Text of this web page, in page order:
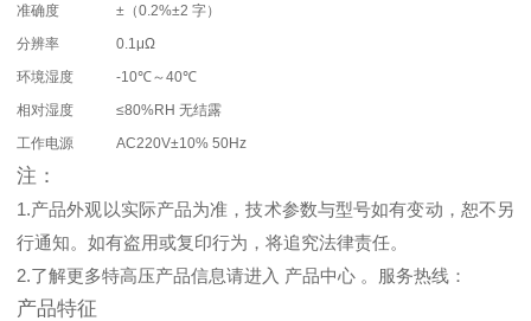
准确度
±（0.2%±2 字）
分辨率
0.1μΩ
环境湿度
-10℃～40℃
相对湿度
≤80%RH 无结露
工作电源
AC220V±10% 50Hz
注：
1.产品外观以实际产品为准，技术参数与型号如有变动，恕不另
行通知。如有盗用或复印行为，将追究法律责任。
2.了解更多特高压产品信息请进入 产品中心 。服务热线：
产品特征